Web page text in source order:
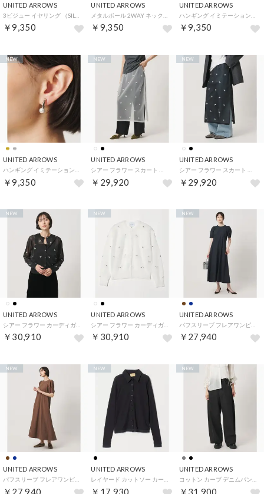
UNITED ARROWS
￥9,350
UNITED ARROWS
￥9,350
UNITED ARROWS
￥9,350
UNITED ARROWS
ハンギング イミテーションパール イヤリング （SILVER）
￥9,350
NEW
UNITED ARROWS
シアー フラワー スカート （WHITE）
￥29,920
NEW
UNITED ARROWS
シアー フラワー スカート （BLACK）
￥29,920
NEW
UNITED ARROWS
￥30,910
NEW
UNITED ARROWS
￥30,910
NEW
UNITED ARROWS
パフスリーブ フレアワンピース ‐ウォッシャブル‐ （NAVY）
￥27,940
NEW
UNITED ARROWS
パフスリーブ フレアワンピース ‐ウォッシャブル‐ （DK.BROWN）
￥27,940
NEW
UNITED ARROWS
レイヤード カットソー カーディガン （BLACK）
￥17,930
NEW
UNITED ARROWS
コットン カーブ デニムパンツ （BLACK）
￥31,900
NEW